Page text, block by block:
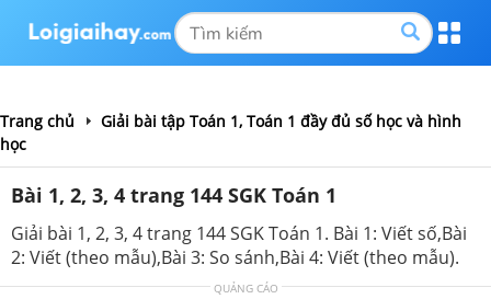
Trang chủ
Giải bài tập Toán 1, Toán 1 đầy đủ số học và hình
học
Bài 1, 2, 3, 4 trang 144 SGK Toán 1
Giải bài 1, 2, 3, 4 trang 144 SGK Toán 1. Bài 1: Viết số,Bài
2: Viết (theo mẫu),Bài 3: So sánh,Bài 4: Viết (theo mẫu).
QUẢNG CÁO